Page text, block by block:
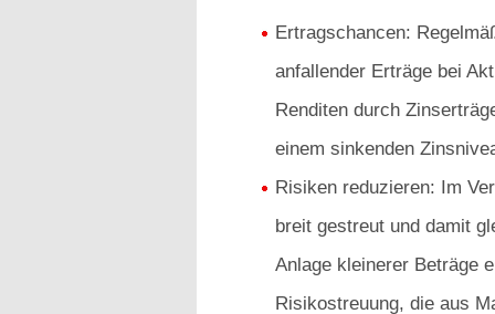
Ertragschancen:
anfallender Erträge bei
Renditen durch
einem sinkenden
Risiken reduzieren: Im
breit gestreut und damit
Anlage kleinerer Beträge
Risikostreuung, die aus